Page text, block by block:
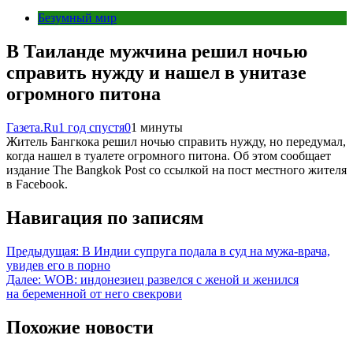
Безумный мир
В Таиланде мужчина решил ночью
справить нужду и нашел в унитазе
огромного питона
Газета.Ru1 год спустя01 минуты
Житель Бангкока решил ночью справить нужду, но передумал,
когда нашел в туалете огромного питона. Об этом сообщает
издание The Bangkok Post со ссылкой на пост местного жителя
в Facebook.
Навигация по записям
Предыдущая: В Индии супруга подала в суд на мужа-врача,
увидев его в порно
Далее: WOB: индонезиец развелся с женой и женился
на беременной от него свекрови
Похожие новости